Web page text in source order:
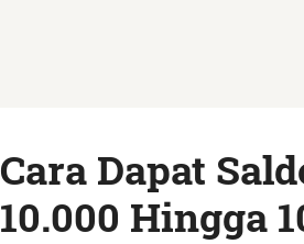
Cara Dapat
10.000 Hingga